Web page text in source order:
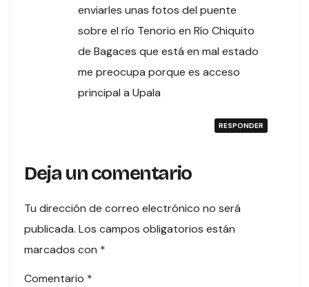
enviarles unas fotos del puente
sobre el río Tenorio en Río Chiquito
de Bagaces que está en mal estado
me preocupa porque es acceso
principal a Upala
RESPONDER
Deja un comentario
Tu dirección de correo electrónico no será
publicada. Los campos obligatorios están
marcados con *
Comentario *